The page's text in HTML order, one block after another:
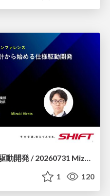
Issue設計から始める仕様駆動開発 / 20260731 Mizuki Hirata
1 120